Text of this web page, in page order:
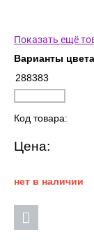
Показать ещё
Варианты
288383
Код товара:
Цена:
нет в наличии